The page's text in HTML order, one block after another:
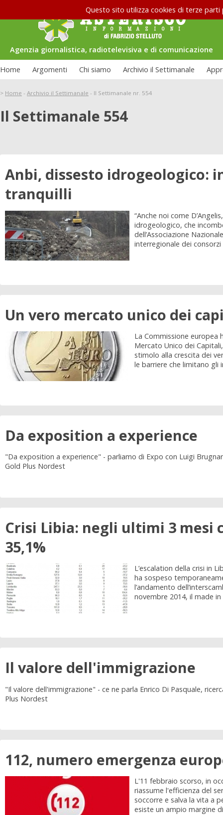
Questo sito utilizza cookies di terze
Agenzia giornalistica, radiotelevisiva e di comunicazione
Home Argomenti Chi siamo Archivio il Settimanale
> Home - Archivio il Settimanale - Il Settimanale nr. 554
Il Settimanale 554
Anbi, dissesto idrogeologico:
tranquilli
“Anche noi come
idrogeologico, che
dell’Associazione
interregionale dei consorzi
Un vero mercato unico dei
La Commissione europea
Mercato Unico dei
stimolo alla crescita dei
le barriere che limitano gli
Da exposition a experience
"Da exposition a experience" - parliamo di Expo con Luigi
Gold Plus Nordest
Crisi Libia: negli ultimi 3 mesi
35,1%
L’escalation della crisi in
ha sospeso
l’andamento
novembre 2014, il made
Il valore dell'immigrazione
"Il valore dell'immigrazione" - ce ne parla Enrico Di Pasquale,
Plus Nordest
112, numero emergenza
L'11 febbraio scorso, in
riassume l'efficienza del
soccorre e salva la vita a
esiste un ampio margine